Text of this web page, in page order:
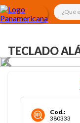
¿Qué
TECLADO
Cod.:
380333